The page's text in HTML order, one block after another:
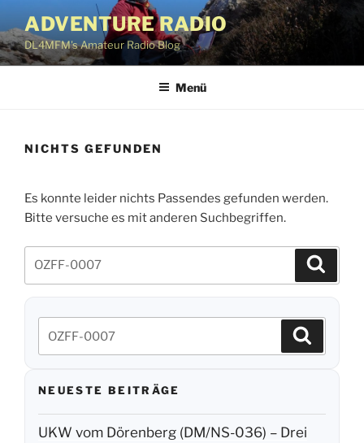
Inhalt
springen
ADVENTURE RADIO
DL4MFM's Amateur Radio Blog
Menü
NICHTS GEFUNDEN
Es konnte leider nichts Passendes gefunden werden.
Bitte versuche es mit anderen Suchbegriffen.
Suchen
nach:
NEUESTE BEITRÄGE
UKW vom Dörenberg (DM/NS-036) – Drei